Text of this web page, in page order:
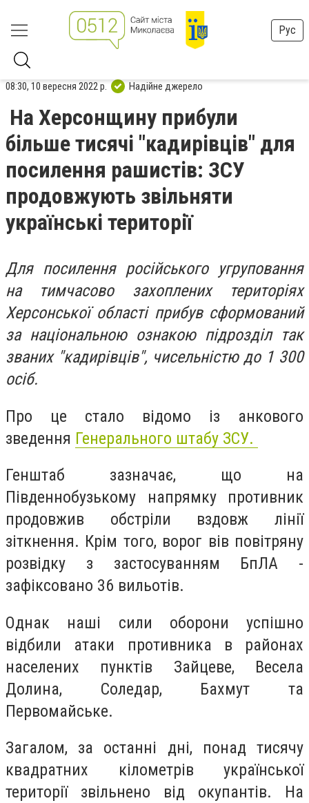
Рус
08:30, 10 вересня 2022 р. Надійне джерело
На Херсонщину прибули
більше тисячі "кадирівців" для
посилення рашистів: ЗСУ
продовжують звільняти
українські території
Для посилення російського угруповання
на тимчасово захоплених територіях
Херсонської області прибув сформований
за національною ознакою підрозділ так
званих "кадирівців", чисельністю до 1 300
осіб.
Про це стало відомо із анкового
зведення Генерального штабу ЗСУ.
Генштаб зазначає, що на
Південнобузькому напрямку противник
продовжив обстріли вздовж лінії
зіткнення. Крім того, ворог вів повітряну
розвідку з застосуванням БпЛА -
зафіксовано 36 вильотів.
Однак наші сили оборони успішно
відбили атаки противника в районах
населених пунктів Зайцеве, Весела
Долина, Соледар, Бахмут та
Первомайське.
Загалом, за останні дні, понад тисячу
квадратних кілометрів української
території звільнено від окупантів. На